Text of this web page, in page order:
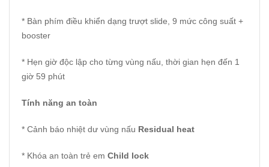
* Bàn phím điều khiển dạng trượt slide, 9 mức công suất +
booster
* Hẹn giờ độc lập cho từng vùng nấu, thời gian hẹn đến 1
giờ 59 phút
Tính năng an toàn
* Cảnh báo nhiệt dư vùng nấu Residual heat
* Khóa an toàn trẻ em Child lock